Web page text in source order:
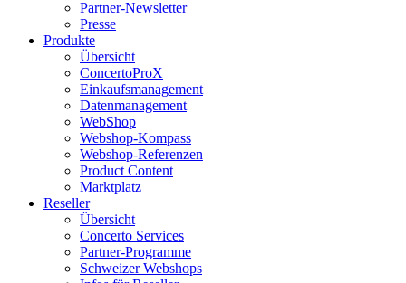
Partner-Newsletter
Presse
Produkte
Übersicht
ConcertoProX
Einkaufsmanagement
Datenmanagement
WebShop
Webshop-Kompass
Webshop-Referenzen
Product Content
Marktplatz
Reseller
Übersicht
Concerto Services
Partner-Programme
Schweizer Webshops